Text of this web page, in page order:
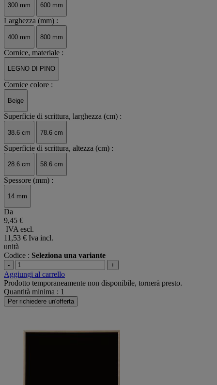
300 mm 600 mm
Larghezza (mm) :
400 mm 800 mm
Cornice, materiale :
LEGNO DI PINO
Cornice colore :
Beige
Superficie di scrittura, larghezza (cm) :
38.6 cm 78.6 cm
Superficie di scrittura, altezza (cm) :
28.6 cm 58.6 cm
Spessore (mm) :
14 mm
Da
9,45 €
IVA escl.
11,53 € Iva incl.
unità
Codice : Seleziona una variante
- +
Aggiungi al carrello
Prodotto temporaneamente non disponibile, tornerà presto.
Quantità minima : 1
Per richiedere un'offerta